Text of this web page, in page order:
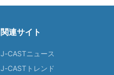
関連サイト
J-CASTニュース
J-CASTトレンド